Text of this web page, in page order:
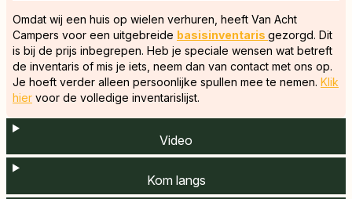
Omdat wij een huis op wielen verhuren, heeft Van Acht
Campers voor een uitgebreide basisinventaris gezorgd. Dit
is bij de prijs inbegrepen. Heb je speciale wensen wat betreft
de inventaris of mis je iets, neem dan van contact met ons op.
Je hoeft verder alleen persoonlijke spullen mee te nemen. Klik
hier voor de volledige inventarislijst.
Video
Kom langs